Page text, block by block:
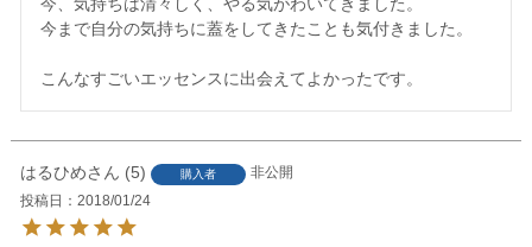
今まで自分の気持ちに蓋をしてきたことも気付きました。
こんなすごいエッセンスに出会えてよかったです。
はるひめ 5 購入者
非公開
投稿日
2018/01/24